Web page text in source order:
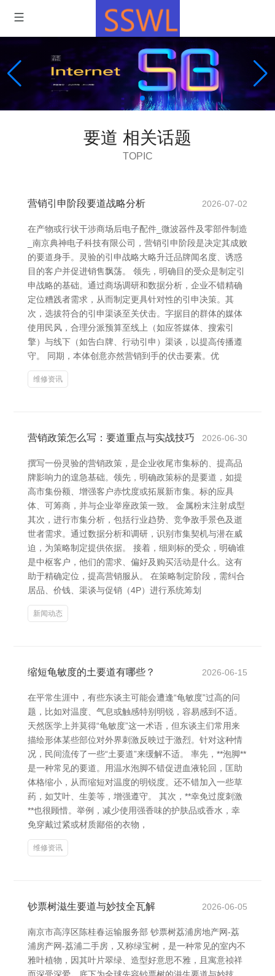
要道 相关话题
TOPIC
营销引申阶段要道战略分析 2026-07-02
在产物或行状干涉商场后电子配件_微波器件及零部件制造
_南京典神电子科技有限公司，营销引申阶段是决定其成败
的要道身手。灵验的引申战略大略升迁品牌闻名度、诱惑
目的客户并促进销售飘荡。 领先，明确目的受众是制定引
申战略的基础。通过商场调研和数据分析，企业不错精确
定位糟践者需求，从而制定更具针对性的引申决策。其
次，选拔符合的引申渠谈至关伏击。字据目的群体的媒体
使用民风，合理分派预算至线上（如应答媒体、搜索引
擎）与线下（如告白牌、行动引申）渠谈，以提高传播遵
守。 同期，本体创意亦然营销到手的伏击要素。优
维修资讯
营销政策怎么写：要道重点与实战技巧 2026-06-30
撰写一份灵验的营销政策，是企业收尾市集标的、提高品
牌影响力的遑急基础。领先，明确政策标的是要道，如提
高市集份额、增强客户赤忱度或拓展新市集。标的应具
体、可筹商，并与企业举座政策一致。 金属粉末注射成型
其次，进行市集分析，包括行业趋势、竞争敌手景色及逝
世者需求。通过数据分析和调研，识别市集契机与潜在威
迫，为策略制定提供依据。 接着，细则标的受众，明确谁
是中枢客户，他们的需求、偏好及购买活动是什么。这有
助于精确定位，提高营销服从。 在策略制定阶段，需纠合
居品、价钱、渠谈与促销（4P）进行系统筹划
新闻动态
缩短龟敏度的土要道有哪些？ 2026-06-15
在平常生涯中，有些东谈主可能会遭逢“龟敏度”过高的问
题，比如对温度、气息或触感特别明锐，容易感到不适。
天然医学上并莫得“龟敏度”这一术语，但东谈主们常用来
描绘形体某些部位对外界刺激反映过于激烈。针对这种情
况，民间流传了一些“土要道”来缓解不适。 率先，**泡脚**
是一种常见的要道。用温水泡脚不错促进血液轮回，匡助
体格缩小，从而缩短对温度的明锐度。还不错加入一些草
药，如艾叶、生姜等，增强遵守。 其次，**幸免过度刺激
**也很顾惜。举例，减少使用强香味的护肤品或香水，幸
免穿戴过紧或材质鄙俗的衣物，
维修资讯
钞票树滋生要道与妙技全瓦解 2026-06-05
南京市高淳区陈桂春运输服务部 钞票树荔浦房地产网-荔
浦房产网-荔浦二手房，又称绿宝树，是一种常见的室内不
雅叶植物，因其叶片翠绿、造型好意思不雅，且寓意祯祥